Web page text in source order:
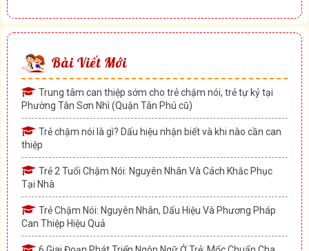
Bài Viết Mới
Trung tâm can thiệp sớm cho trẻ chậm nói, trẻ tự kỷ tại
Phường Tân Sơn Nhì (Quận Tân Phú cũ)
Trẻ chậm nói là gì? Dấu hiệu nhận biết và khi nào cần can
thiệp
Trẻ 2 Tuổi Chậm Nói: Nguyên Nhân Và Cách Khắc Phục
Tại Nhà
Trẻ Chậm Nói: Nguyên Nhân, Dấu Hiệu Và Phương Pháp
Can Thiệp Hiệu Quả